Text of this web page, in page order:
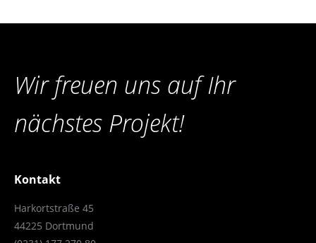
Wir freuen uns auf Ihr
nächstes Projekt!
Kontakt
Harkortstraße 45
44225 Dortmund